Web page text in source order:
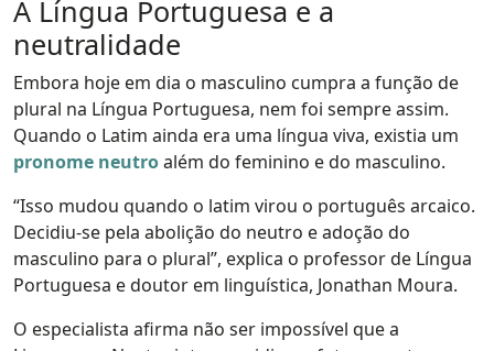
A Língua Portuguesa e a
neutralidade
Embora hoje em dia o masculino cumpra a função de
plural na Língua Portuguesa, nem foi sempre assim.
Quando o Latim ainda era uma língua viva, existia um
pronome neutroalém do feminino e do masculino.
“Isso mudou quando o latim virou o português arcaico.
Decidiu-se pela abolição do neutro e adoção do
masculino para o plural”, explica o professor de Língua
Portuguesa e doutor em linguística, Jonathan Moura.
O especialista afirma não ser impossível que a